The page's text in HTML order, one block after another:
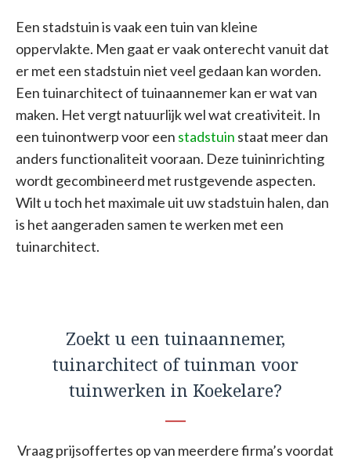
Een stadstuin is vaak een tuin van kleine
oppervlakte. Men gaat er vaak onterecht vanuit dat
er met een stadstuin niet veel gedaan kan worden.
Een tuinarchitect of tuinaannemer kan er wat van
maken. Het vergt natuurlijk wel wat creativiteit. In
een tuinontwerp voor een stadstuin staat meer dan
anders functionaliteit vooraan. Deze tuininrichting
wordt gecombineerd met rustgevende aspecten.
Wilt u toch het maximale uit uw stadstuin halen, dan
is het aangeraden samen te werken met een
tuinarchitect.
Zoekt u een tuinaannemer,
tuinarchitect of tuinman voor
tuinwerken in Koekelare?
Vraag prijsoffertes op van meerdere firma’s voordat